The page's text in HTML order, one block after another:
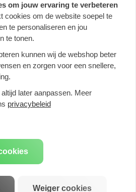
M3 - 317 kW [S55B30A] OPF, M3
M3 Competitie - 331 kW
[S55B30A], M4 - 317 kW [S55B30A ]
kW [S55B30A], M4 Competition - 331
auto dat speciale tintje en verhoogt de
en vermijden zo onaangename
verhoogt het vermogen en
om jouw ervaring te verbeteren
cookies om de website soepel te
te personaliseren en jou
te tonen.
kunnen wij de webshop beter
en zorgen voor een snellere,
later aanpassen. Meer
privacybeleid
Weiger cookies